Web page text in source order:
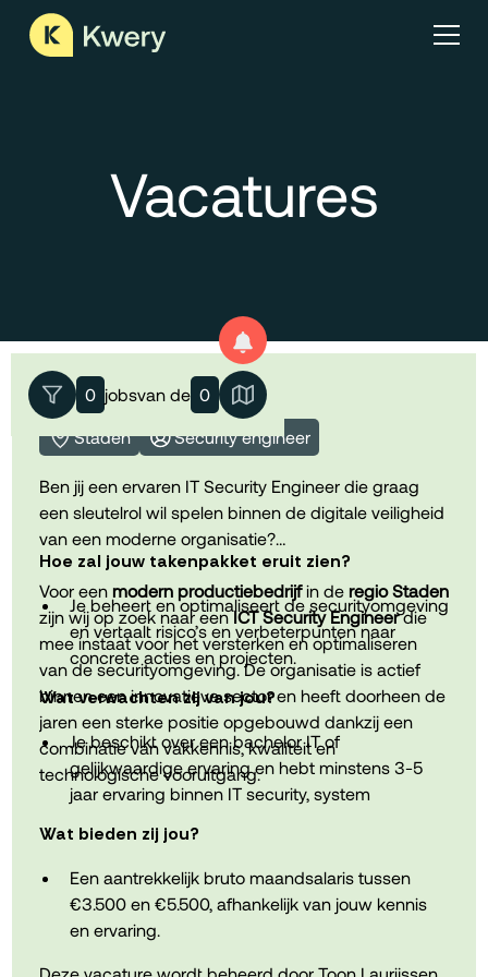
Vacatures
0 jobsvan de 0
ICT Security Engineer
Staden Security engineer
Ben jij een ervaren IT Security Engineer die graag
een sleutelrol wil spelen binnen de digitale veiligheid
van een moderne organisatie?
Voor een modern productiebedrijfin de regio Staden
zijn wij op zoek naar eenICT Security Engineerdie
mee instaat voor het versterken en optimaliseren
van de securityomgeving. De organisatie is actief
binnen een innovatieve sector en heeft doorheen de
jaren een sterke positie opgebouwd dankzij een
combinatie van vakkennis, kwaliteit en
technologische vooruitgang.
Hoe zal jouw takenpakket eruit zien?
Je beheert en optimaliseert de securityomgeving
en vertaalt risico’s en verbeterpunten naar
concrete acties en projecten.
Je analyseert securitymeldingen, onderzoekt
incidenten en neemt maatregelen binnen
Microsoft securityoplossingen zoals Defender,
Entra ID en Microsoft 365 Security.
Je implementeert en verfijnt securitymaatregelen
zoals Conditional Access, Intune policies, identity
management en endpoint security.
Wat verwachten zij van jou?
Je beschikt over een bachelor IT of
gelijkwaardige ervaring en hebt minstens 3-5
jaar ervaring binnen IT security, system
Je hebt een sterke kennis van Microsoft
securitytechnologieën zoals Entra ID, Intune,
Defender for Endpoint en Microsoft 365 Security.
Wat bieden zij jou?
Een aantrekkelijk bruto maandsalaris tussen
€3.500 en €5.500, afhankelijk van jouw kennis
en ervaring.